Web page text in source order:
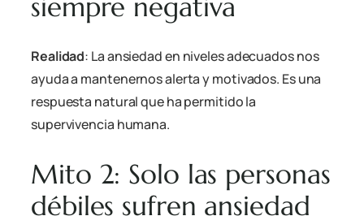
Realidad: La ansiedad en niveles adecuados nos
ayuda a mantenernos alerta y motivados. Es una
respuesta natural que ha permitido la
supervivencia humana.
Mito 2: Solo las personas
débiles sufren ansiedad